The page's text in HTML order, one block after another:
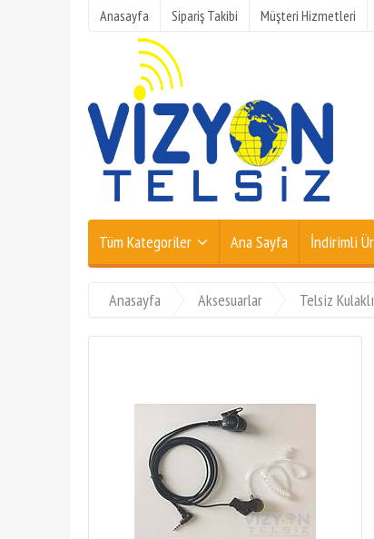
Anasayfa Sipariş Takibi Müşteri Hizmetleri
Tüm Kategoriler Ana Sayfa İndirimli
Anasayfa Aksesuarlar Telsiz